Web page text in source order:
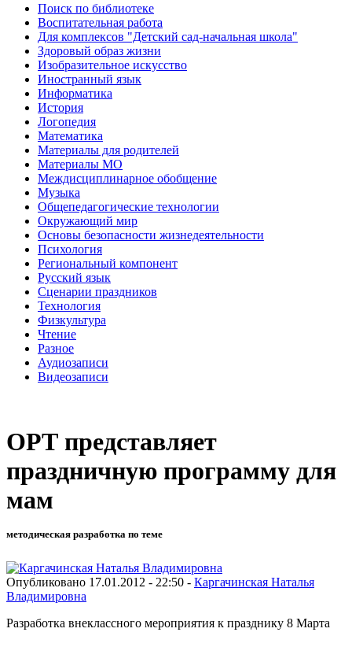
Поиск по библиотеке
Воспитательная работа
Для комплексов "Детский сад-начальная школа"
Здоровый образ жизни
Изобразительное искусство
Иностранный язык
Информатика
История
Логопедия
Математика
Материалы для родителей
Материалы МО
Междисциплинарное обобщение
Музыка
Общепедагогические технологии
Окружающий мир
Основы безопасности жизнедеятельности
Психология
Региональный компонент
Русский язык
Сценарии праздников
Технология
Физкультура
Чтение
Разное
Аудиозаписи
Видеозаписи
ОРТ представляет
праздничную программу для
мам
методическая разработка по теме
Опубликовано 17.01.2012 - 22:50 - Каргачинская Наталья
Владимировна
Разработка внеклассного мероприятия к празднику 8 Марта